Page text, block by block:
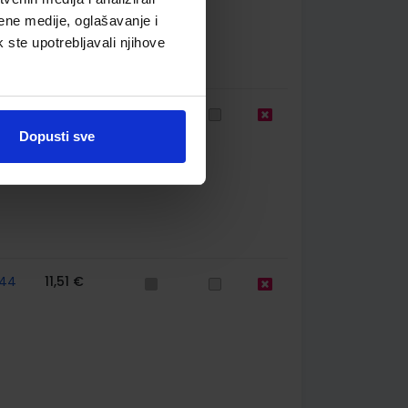
medije, oglašavanje i
ste upotrebljavali njihove
Dopusti sve
11,00 €
11,51 €